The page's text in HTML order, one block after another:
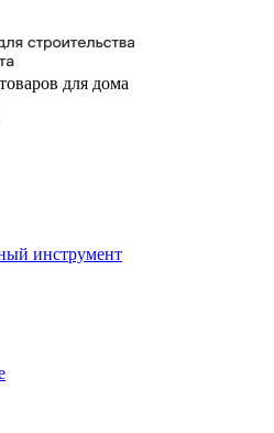
для дома
инструмент